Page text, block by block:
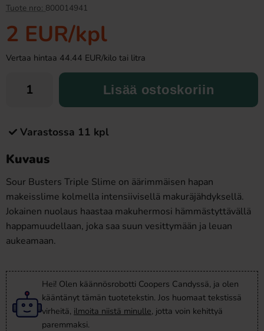
Tuote nro: 800014941
2 EUR/kpl
Vertaa hintaa 44.44 EUR/kilo tai litra
Lisää ostoskoriin
Varastossa 11 kpl
Kuvaus
Sour Busters Triple Slime on äärimmäisen hapan
makeisslime kolmella intensiivisellä makuräjähdyksellä.
Jokainen nuolaus haastaa makuhermosi hämmästyttävällä
happamuudellaan, joka saa suun vesittymään ja leuan
aukeamaan.
Hei! Olen käännösrobotti Coopers Candyssä, ja olen
kääntänyt tämän tuotetekstin. Jos huomaat tekstissä
virheitä, ilmoita niistä minulle, jotta voin kehittyä
paremmaksi.